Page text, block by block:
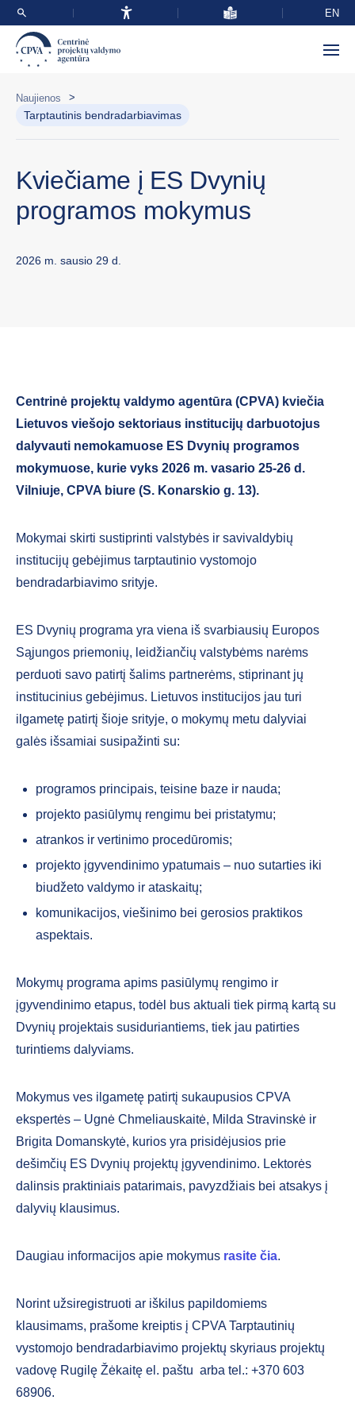
EN
Naujienos >
Tarptautinis bendradarbiavimas
Kviečiame į ES Dvynių
programos mokymus
2026 m. sausio 29 d.
Centrinė projektų valdymo agentūra (CPVA) kviečia
Lietuvos viešojo sektoriaus institucijų darbuotojus
dalyvauti nemokamuose ES Dvynių programos
mokymuose, kurie vyks 2026 m. vasario 25-26 d.
Vilniuje, CPVA biure (S. Konarskio g. 13).
Mokymai skirti sustiprinti valstybės ir savivaldybių
institucijų gebėjimus tarptautinio vystomojo
bendradarbiavimo srityje.
ES Dvynių programa yra viena iš svarbiausių Europos
Sąjungos priemonių, leidžiančių valstybėms narėms
perduoti savo patirtį šalims partnerėms, stiprinant jų
institucinius gebėjimus. Lietuvos institucijos jau turi
ilgametę patirtį šioje srityje, o mokymų metu dalyviai
galės išsamiai susipažinti su:
programos principais, teisine baze ir nauda;
projekto pasiūlymų rengimu bei pristatymu;
atrankos ir vertinimo procedūromis;
projekto įgyvendinimo ypatumais – nuo sutarties iki
biudžeto valdymo ir ataskaitų;
komunikacijos, viešinimo bei gerosios praktikos
aspektais.
Mokymų programa apims pasiūlymų rengimo ir
įgyvendinimo etapus, todėl bus aktuali tiek pirmą kartą su
Dvynių projektais susiduriantiems, tiek jau patirties
turintiems dalyviams.
Mokymus ves ilgametę patirtį sukaupusios CPVA
ekspertės – Ugnė Chmeliauskaitė, Milda Stravinskė ir
Brigita Domanskytė, kurios yra prisidėjusios prie
dešimčių ES Dvynių projektų įgyvendinimo. Lektorės
dalinsis praktiniais patarimais, pavyzdžiais bei atsakys į
dalyvių klausimus.
Daugiau informacijos apie mokymus rasite čia.
Norint užsiregistruoti ar iškilus papildomiems
klausimams, prašome kreiptis į CPVA Tarptautinių
vystomojo bendradarbiavimo projektų skyriaus projektų
vadovę Rugilę Žėkaitę el. paštu arba tel.: +370 603
68906.